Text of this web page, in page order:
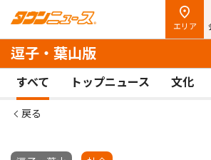
エリア
逗子・葉山版
すべて トップニュース 文化
戻る